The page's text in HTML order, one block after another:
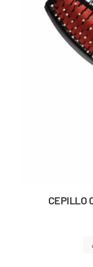
CEPILLO